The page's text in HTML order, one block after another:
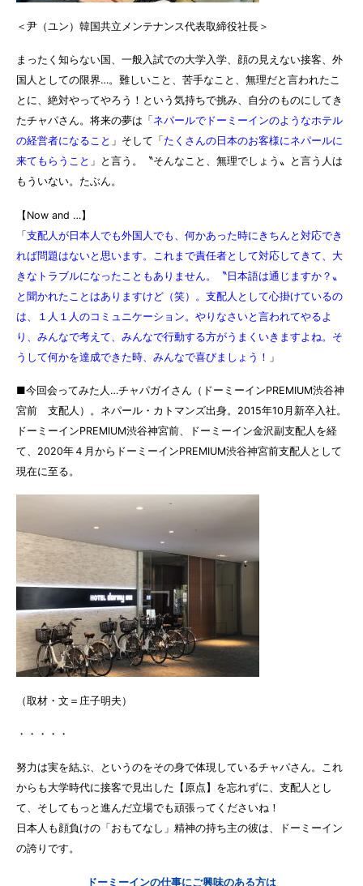
＜尹（ユン）韓国共立メンテナンス代表取締役社長＞
まったく知らない国、一般入試での大学入学、顔の見えない接客、外
国人としての限界…。難しいこと、苦手なこと、無理だと言われたこ
とに、絶対やってやろう！という気持ちで挑み、自分のものにしてき
たチャパさん。将来の夢は「 ネパールでドーミーインのようなホテル
の経営者になること 」そして「 たくさんの日本のお客様にネパールに
来てもらうこと 」と言う。〝そんなこと、無理でしょう〟と言う人は
もういない。たぶん。
【Now and …】
「支配人が日本人でも外国人でも、何かあった時にきちんと対応でき
れば問題はないと思います。これまで責任者として対応してきて、大
きなトラブルになったこともありません。〝日本語は通じますか？〟
と聞かれたことはありますけど（笑）。支配人として心掛けているの
は、１人１人のコミュニケーション。やりなさいと言われてやるよ
り、みんなで考えて、みんなで行動する方がうまくいきますよね。そ
うして何かを達成できた時、みんなで喜びましょう！ 」
■今回会ってみた人…チャパガイさん（ドーミーインPREMIUM渋谷神
宮前 支配人）。ネパール・カトマンズ出身。2015年10月新卒入社。
ドーミーインPREMIUM渋谷神宮前、ドーミーイン金沢副支配人を経
て、2020年４月からドーミーインPREMIUM渋谷神宮前支配人として
現在に至る。
（取材・文＝庄子明夫）
・・・・・
努力は実を結ぶ、というのをその身で体現しているチャパさん。これ
からも大学時代に接客で見出した【原点】を忘れずに、支配人とし
て、そしてもっと進んだ立場でも頑張ってくださいね！
日本人も顔負けの「おもてなし」精神の持ち主の彼は、ドーミーイン
の誇りです。
ドーミーインの仕事にご興味のある方は